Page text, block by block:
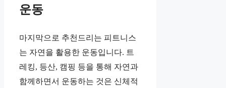
운동
마지막으로 추천드리는 피트니스
는 자연을 활용한 운동입니다. 트
레킹, 등산, 캠핑 등을 통해 자연과
함께하면서 운동하는 것은 신체적